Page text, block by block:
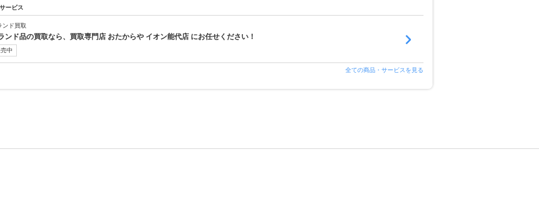
ービス
ンド買取
ンド品の買取なら、買取専門店 おたからや イオン能代店 にお任せください！
中
全ての商品・サービスを見る